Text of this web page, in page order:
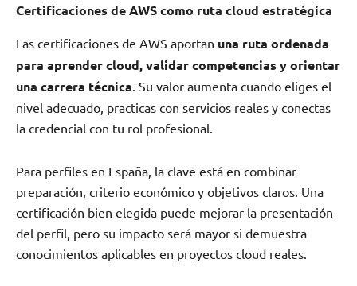
Certificaciones de AWS como ruta cloud estratégica
Las certificaciones de AWS aportan una ruta ordenada
para aprender cloud, validar competencias y orientar
una carrera técnica . Su valor aumenta cuando eliges el
nivel adecuado, practicas con servicios reales y conectas
la credencial con tu rol profesional.
Para perfiles en España, la clave está en combinar
preparación, criterio económico y objetivos claros. Una
certificación bien elegida puede mejorar la presentación
del perfil, pero su impacto será mayor si demuestra
conocimientos aplicables en proyectos cloud reales.